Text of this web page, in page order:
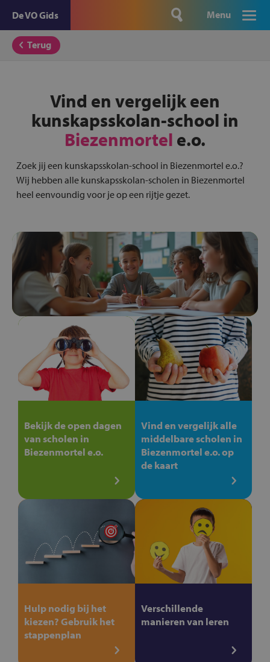
De VO Gids Menu
Terug
Vind en vergelijk een
kunskapsskolan-school in
Biezenmortel e.o.
Zoek jij een kunskapsskolan-school in Biezenmortel e.o.?
Wij hebben alle kunskapsskolan-scholen in Biezenmortel
heel eenvoundig voor je op een rijtje gezet.
Bekijk de open dagen
van scholen in
Biezenmortel e.o.
Vind en vergelijk alle
middelbare scholen in
Biezenmortel e.o. op
de kaart
Hulp nodig bij het
kiezen? Gebruik het
stappenplan
Verschillende
manieren van leren